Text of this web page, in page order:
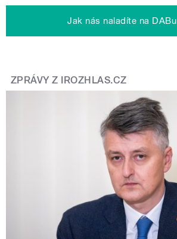
Jak nás naladíte na DABu
ZPRÁVY Z IROZHLAS.CZ